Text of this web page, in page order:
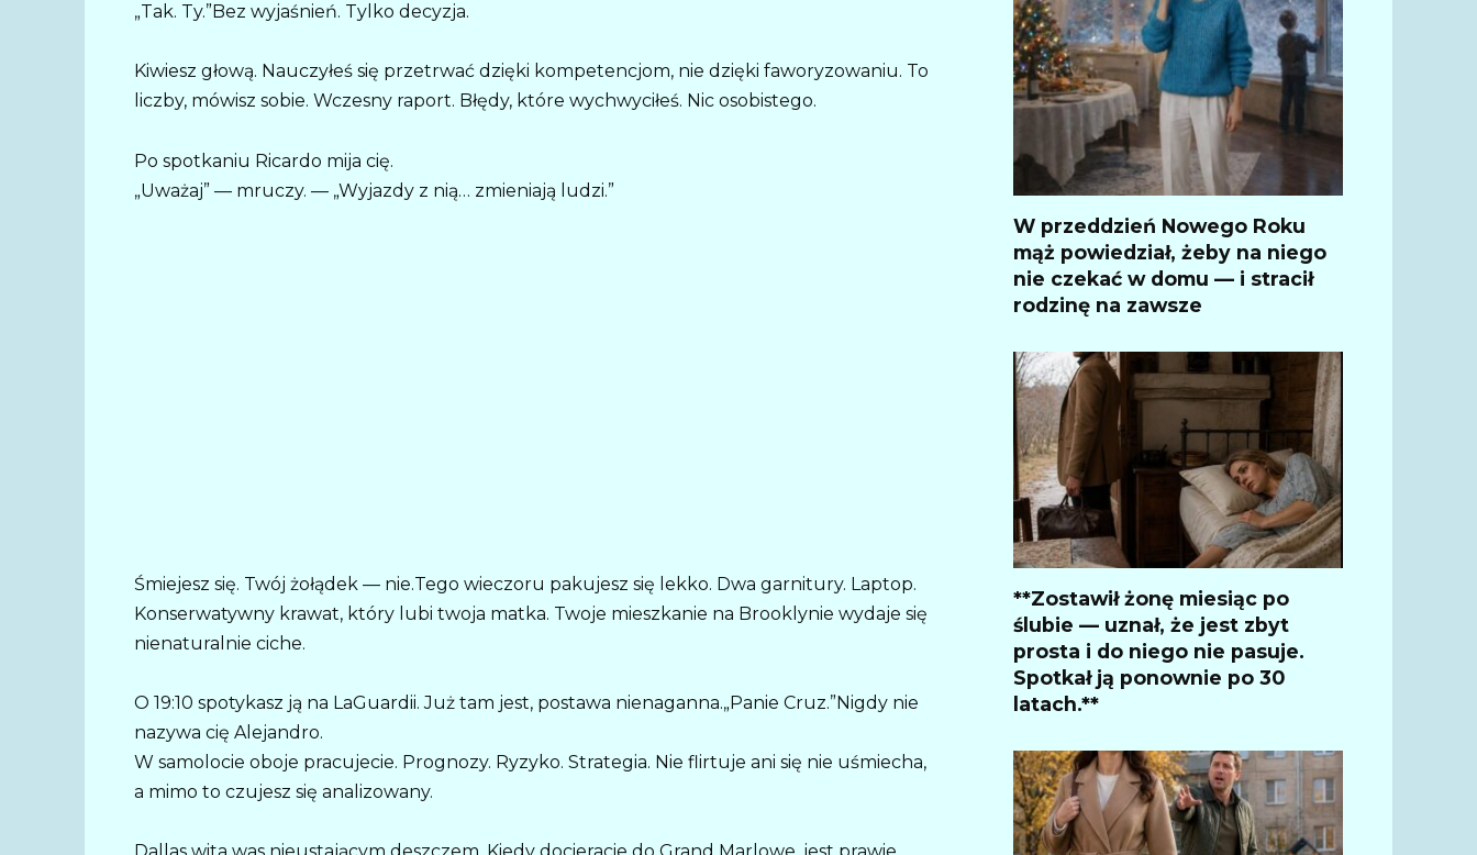
„Tak. Ty.”Bez wyjaśnień. Tylko decyzja.
Kiwiesz głową. Nauczyłeś się przetrwać dzięki kompetencjom, nie dzięki faworyzowaniu. To
liczby, mówisz sobie. Wczesny raport. Błędy, które wychwyciłeś. Nic osobistego.
Po spotkaniu Ricardo mija cię.
„Uważaj” — mruczy. — „Wyjazdy z nią… zmieniają ludzi.”
Śmiejesz się. Twój żołądek — nie.Tego wieczoru pakujesz się lekko. Dwa garnitury. Laptop.
Konserwatywny krawat, który lubi twoja matka. Twoje mieszkanie na Brooklynie wydaje się
nienaturalnie ciche.
O 19:10 spotykasz ją na LaGuardii. Już tam jest, postawa nienaganna.„Panie Cruz.”Nigdy nie
nazywa cię Alejandro.
W samolocie oboje pracujecie. Prognozy. Ryzyko. Strategia. Nie flirtuje ani się nie uśmiecha,
a mimo to czujesz się analizowany.
W przeddzień Nowego Roku
mąż powiedział, żeby na niego
nie czekać w domu — i stracił
rodzinę na zawsze
**Zostawił żonę miesiąc po
ślubie — uznał, że jest zbyt
prosta i do niego nie pasuje.
Spotkał ją ponownie po 30
latach.**